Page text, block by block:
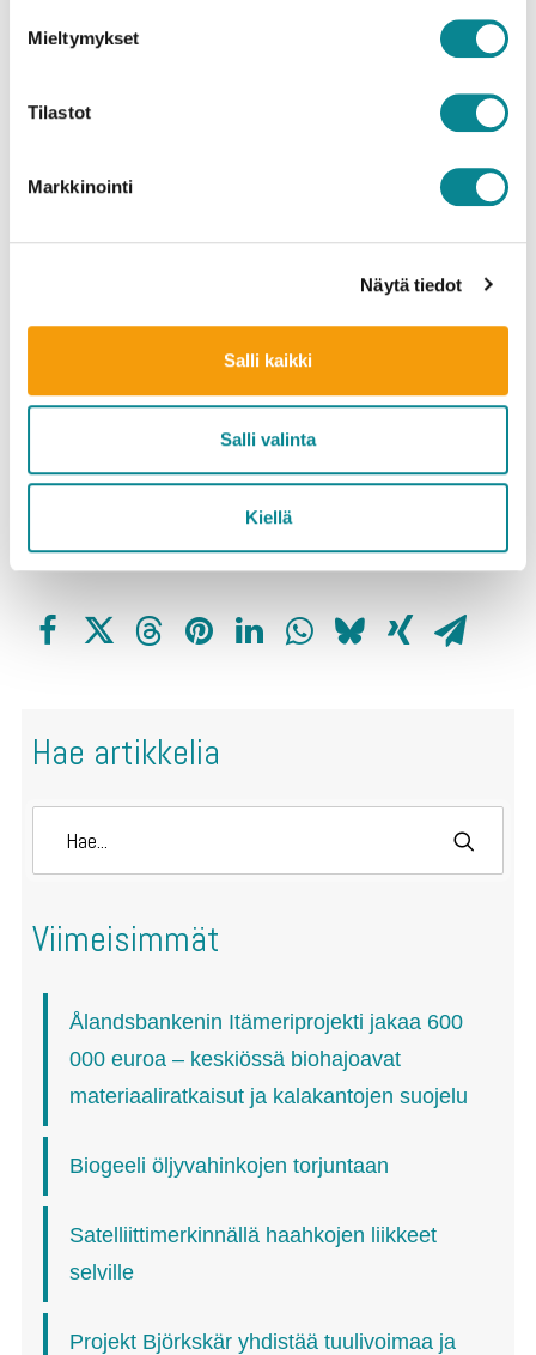
Mieltymykset
Tilastot
Markkinointi
Näytä tiedot
Salli kaikki
Salli valinta
Kiellä
Tällaisia ympäristökasvatuksellisia hankkeita ovat
esimerkiksi monivuotinen, yhdessä
Pidä Saaristo
sekä
keväällä 2024 rahoitusta saanut, Ari Heinilän
Minun mereni –
Mitt hav, jota on esitetty kouluissa ympäri Suomen.
Tutustu rahoituksen hakuohjeisiin
Hae artikkelia
Viimeisimmät
Ålandsbankenin Itämeriprojekti jakaa 600
000 euroa – keskiössä biohajoavat
materiaaliratkaisut ja kalakantojen suojelu
Biogeeli öljyvahinkojen torjuntaan
Satelliittimerkinnällä haahkojen liikkeet
selville
Projekt Björkskär yhdistää tuulivoimaa ja